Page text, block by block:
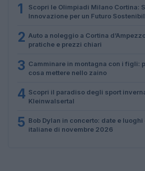
1
Scopri le Olimpiadi Milano Cortina:
Innovazione per un Futuro
2 Auto a noleggio a Cortina
pratiche e prezzi chiari
3 Camminare in montagna con i figli:
cosa mettere nello zaino
4 Scopri il paradiso degli sport
Kleinwalsertal
5 Bob Dylan in concerto: date e
italiane di novembre 2026